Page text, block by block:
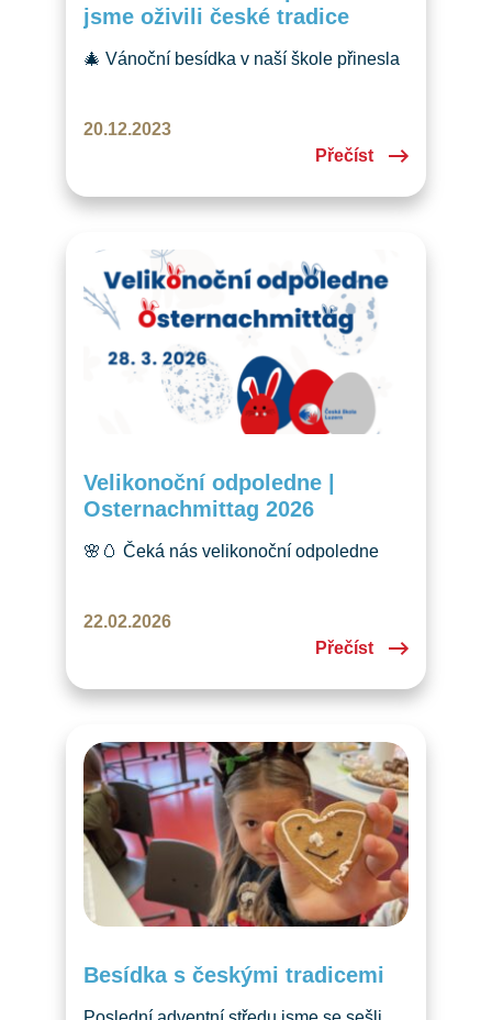
jsme oživili české tradice
🎄 Vánoční besídka v naší škole přinesla
a kouzelné Vánoce! ✨
20.12.2023
Přečíst
Velikonoční odpoledne |
Osternachmittag 2026
🌸🥚 Čeká nás velikonoční odpoledne
se tam? Přihlaste se přes odkaz
22.02.2026
Přečíst
Besídka s českými tradicemi